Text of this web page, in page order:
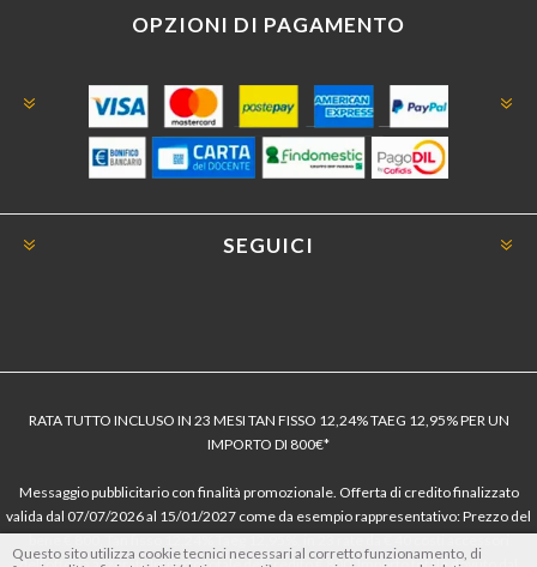
OPZIONI DI PAGAMENTO
SEGUICI
RATA TUTTO INCLUSO IN 23 MESI TAN FISSO 12,24% TAEG 12,95% PER UN
IMPORTO DI 800€*
Messaggio pubblicitario con finalità promozionale. Offerta di credito finalizzato
valida dal 07/07/2026 al 15/01/2027 come da esempio rappresentativo: Prezzo del
Questo sito utilizza cookie tecnici necessari al corretto funzionamento, di